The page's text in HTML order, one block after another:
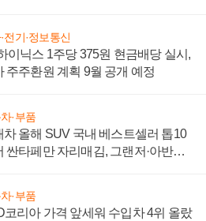
전기·정보통신
이닉스 1주당 375원 현금배당 실시,
주주환원 계획 9월 공개 예정
·부품
차 올해 SUV 국내 베스트셀러 톱10
싼타페만 자리매김, 그랜저·아반떼
·부품
코리아 가격 앞세워 수입차 4위 올랐